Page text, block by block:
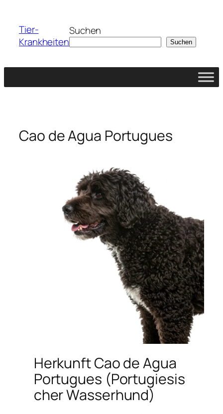
springen
Tier-
Krankheiten
Suchen
Suchen
Cao de Agua Portugues
Herkunft Cao de Agua
Portugues (Portugiesis
cher Wasserhund)